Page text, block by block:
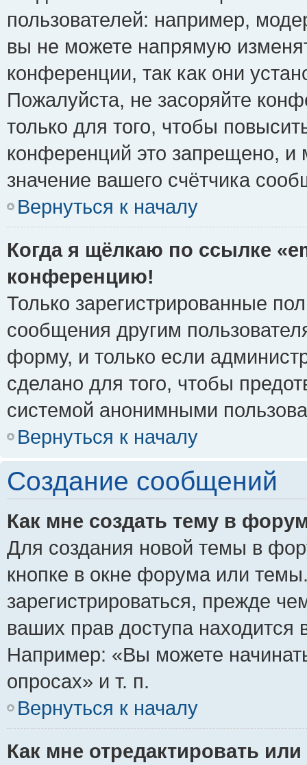
пользователей: например,
вы не можете напрямую
конференции, так как они
Пожалуйста, не засоряйте
только для того, чтобы
конференций это запрещено, и
значение вашего счётчика
Вернуться к началу
Когда я щёлкаю по ссылке
конференцию!
Только зарегистрированные
сообщения другим
форму, и только если
сделано для того, чтобы
системой анонимными
Вернуться к началу
Создание сообщений
Как мне создать тему в
Для создания новой темы в
кнопке в окне форума или
зарегистрироваться, прежде
ваших прав доступа
Например: «Вы можете
опросах» и т. п.
Вернуться к началу
Как мне отредактировать